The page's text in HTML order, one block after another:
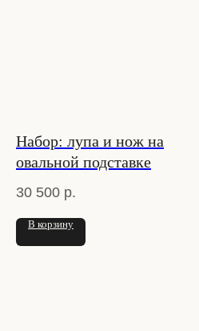
Набор: лупа и нож на
овальной подставке
30 500 р.
В корзину